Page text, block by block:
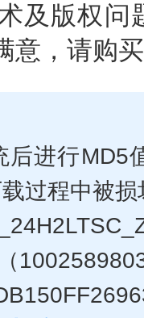
及版权问
意，请购
后进行MD5
过程中被